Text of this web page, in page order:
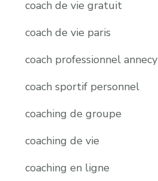
coach de vie gratuit
coach de vie paris
coach professionnel annecy
coach sportif personnel
coaching de groupe
coaching de vie
coaching en ligne